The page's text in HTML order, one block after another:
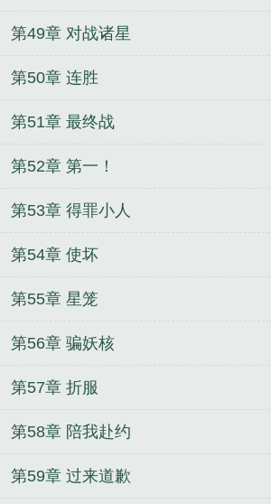
第49章 对战诸星
第50章 连胜
第51章 最终战
第52章 第一！
第53章 得罪小人
第54章 使坏
第55章 星笼
第56章 骗妖核
第57章 折服
第58章 陪我赴约
第59章 过来道歉